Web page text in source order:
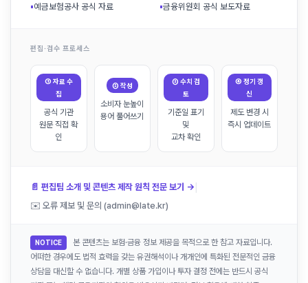
▪예금보험공사 공식 자료 ▪금융위원회 공식 보도자료
편집·검수 프로세스
① 자료 수
집
공식 기관
원문 직접 확
인
② 작성
소비자 눈높이
용어 풀어쓰기
③ 수치 검
토
기준일 표기
및
교차 확인
④ 정기 갱
신
제도 변경 시
즉시 업데이트
📄 편집팀 소개 및 콘텐츠 제작 원칙 전문 보기 → |
✉️ 오류 제보 및 문의 (admin@late.kr)
NOTICE
본 콘텐츠는 보험·금융 정보 제공을 목적으로 한 참고 자료입니다.
어떠한 경우에도 법적 효력을 갖는 유권해석이나 개개인에 특화된 전문적인 금융
상담을 대신할 수 없습니다. 개별 상품 가입이나 투자 결정 전에는 반드시 공식